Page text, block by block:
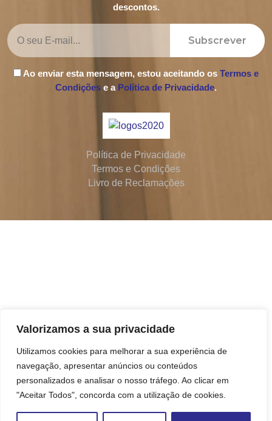
Valorizamos a sua privacidade
Utilizamos cookies para melhorar a sua experiência de
navegação, apresentar anúncios ou conteúdos
personalizados e analisar o nosso tráfego. Ao clicar em
"Aceitar Todos", concorda com a utilização de cookies.
descontos.
Subscrever
Ao enviar esta mensagem, estou aceitando os Termos e
Condições e a Política de Privacidade.
Política de Privacidade
Termos e Condições
Livro de Reclamações